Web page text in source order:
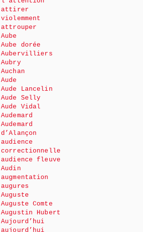
attirer
violemment
attrouper
Aube
Aube dorée
Aubervilliers
Aubry
Auchan
Aude
Aude Lancelin
Aude Selly
Aude Vidal
Audemard
Audemard
d’Alançon
audience
correctionnelle
audience fleuve
Audin
augmentation
augures
Auguste
Auguste Comte
Augustin Hubert
Aujourd’hui
aujourd’hui